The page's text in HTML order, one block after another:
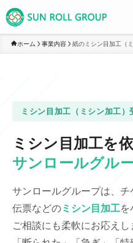
ホーム 事業内容 紙のミシン目加工（
ミシン目加工（ミシン加工
ミシン目加工を
サンロールグル
サンロールグループは、チ
伝票などのミシン目加工を
ご相談にも柔軟にお応えし